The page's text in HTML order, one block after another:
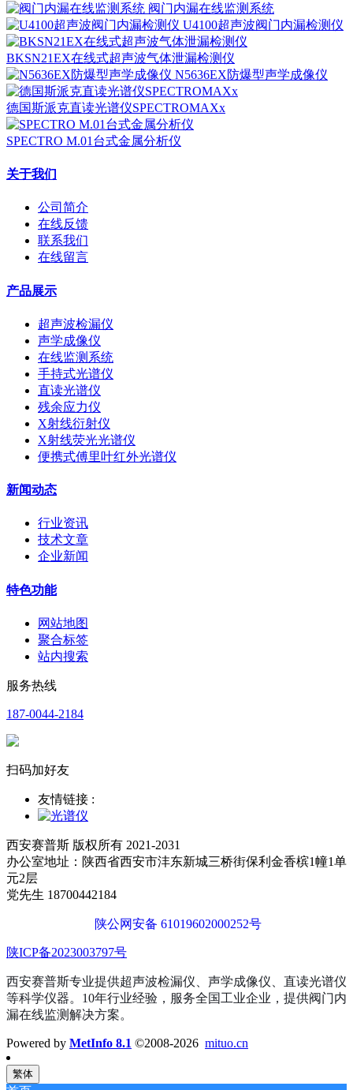
阀门内漏在线监测系统
U4100超声波阀门内漏检测仪
BKSN21EX在线式超声波气体泄漏检测仪
N5636EX防爆型声学成像仪
德国斯派克直读光谱仪SPECTROMAXx
SPECTRO M.01台式金属分析仪
关于我们
公司简介
在线反馈
联系我们
在线留言
产品展示
超声波检漏仪
声学成像仪
在线监测系统
手持式光谱仪
直读光谱仪
残余应力仪
X射线衍射仪
X射线荧光光谱仪
便携式傅里叶红外光谱仪
新闻动态
行业资讯
技术文章
企业新闻
特色功能
网站地图
聚合标签
站内搜索
服务热线
187-0044-2184
扫码加好友
友情链接 :
西安赛普斯 版权所有 2021-2031
办公室地址：陕西省西安市沣东新城三桥街保利金香槟1幢1单
元2层
党先生 18700442184
陕公网安备 61019602000252号
陕ICP备2023003797号
西安赛普斯专业提供超声波检漏仪、声学成像仪、直读光谱仪
等科学仪器。10年行业经验，服务全国工业企业，提供阀门内
漏在线监测解决方案。
Powered by MetInfo 8.1 ©2008-2026 mituo.cn
繁体